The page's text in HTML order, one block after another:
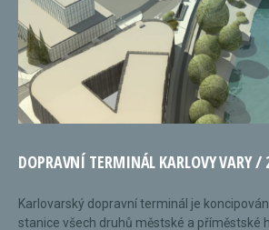
DOPRAVNÍ TERMINÁL KARLOVY VARY /
Karlovarský dopravní terminál je
stanice všech druhů městské a příměstské